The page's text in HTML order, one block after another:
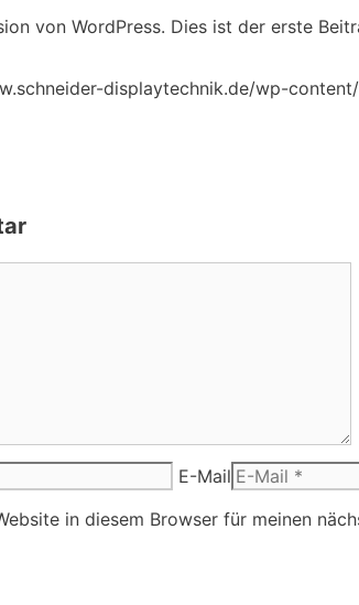
von WordPress. Dies ist der erste
displaytechnik.de/wp-
E-Mail
in diesem Browser für meinen